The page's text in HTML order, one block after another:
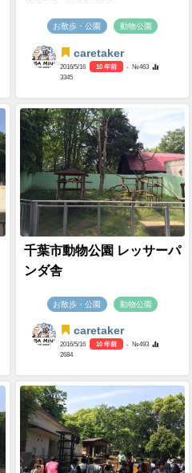
お散歩・公園 動物公園
caretaker
2016/5/16 10 年前
- №463
3345
千葉市動物公園 レッサーパ
ンダ舎
お散歩・公園 動物公園
caretaker
2016/5/16 10 年前
- №493
2684